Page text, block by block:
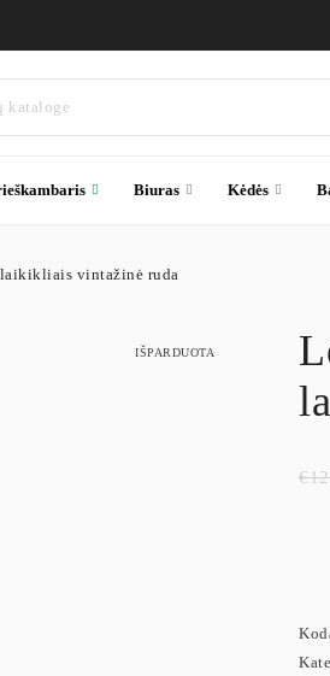
Biuras Kėdės
vintažinė ruda
IŠPARDUOTA
€